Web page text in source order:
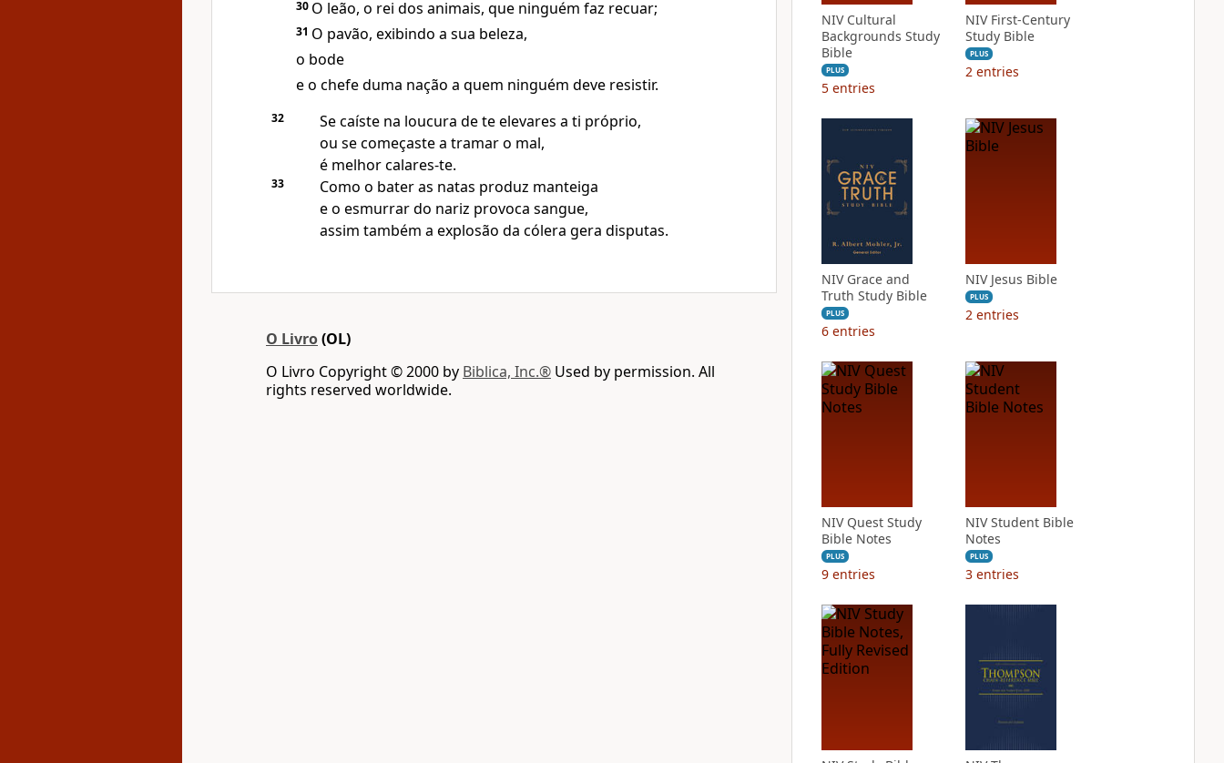
30 O leão, o rei dos animais, que ninguém faz recuar;
31 O pavão, exibindo a sua beleza,
o bode
e o chefe duma nação a quem ninguém deve resistir.
32
Se caíste na loucura de te elevares a ti próprio,
ou se começaste a tramar o mal,
é melhor calares-te.
33
Como o bater as natas produz manteiga
e o esmurrar do nariz provoca sangue,
assim também a explosão da cólera gera disputas.
O Livro(OL)
O Livro Copyright © 2000 by Biblica, Inc.® Used by permission. All
rights reserved worldwide.
NIV Cultural
Backgrounds Study
Bible
PLUS
5 entries
NIV First-Century
Study Bible
PLUS
2 entries
NIV Grace and
Truth Study Bible
PLUS
6 entries
NIV Jesus Bible
PLUS
2 entries
NIV Quest Study
Bible Notes
PLUS
9 entries
NIV Student Bible
Notes
PLUS
3 entries